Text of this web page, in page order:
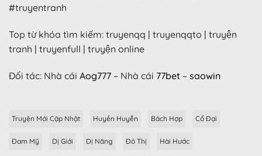
#truyentranh
Top từ khóa tìm kiếm: truyenqq | truyenqqto | truyện
tranh | truyenfull | truyện online
Đối tác: Nhà cái Aog777 – Nhà cái 77bet – saowin
Truyện Mới Cập Nhật Huyền Huyễn Bách Hợp Cổ Đại
Đam Mỹ Dị Giới Dị Năng Đô Thị Hài Hước